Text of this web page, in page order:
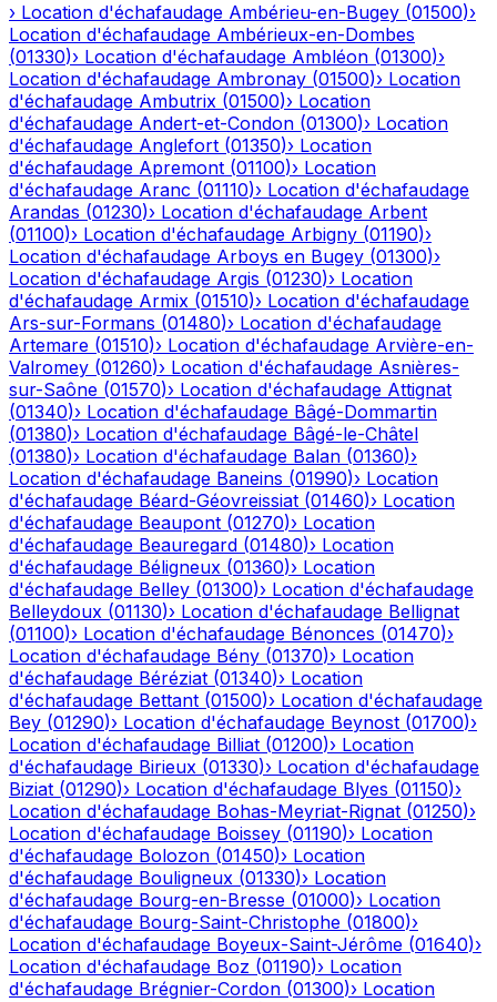
› Location d'échafaudage Ambérieu-en-Bugey (01500)›
Location d'échafaudage Ambérieux-en-Dombes
(01330)› Location d'échafaudage Ambléon (01300)›
Location d'échafaudage Ambronay (01500)› Location
d'échafaudage Ambutrix (01500)› Location
d'échafaudage Andert-et-Condon (01300)› Location
d'échafaudage Anglefort (01350)› Location
d'échafaudage Apremont (01100)› Location
d'échafaudage Aranc (01110)› Location d'échafaudage
Arandas (01230)› Location d'échafaudage Arbent
(01100)› Location d'échafaudage Arbigny (01190)›
Location d'échafaudage Arboys en Bugey (01300)›
Location d'échafaudage Argis (01230)› Location
d'échafaudage Armix (01510)› Location d'échafaudage
Ars-sur-Formans (01480)› Location d'échafaudage
Artemare (01510)› Location d'échafaudage Arvière-en-
Valromey (01260)› Location d'échafaudage Asnières-
sur-Saône (01570)› Location d'échafaudage Attignat
(01340)› Location d'échafaudage Bâgé-Dommartin
(01380)› Location d'échafaudage Bâgé-le-Châtel
(01380)› Location d'échafaudage Balan (01360)›
Location d'échafaudage Baneins (01990)› Location
d'échafaudage Béard-Géovreissiat (01460)› Location
d'échafaudage Beaupont (01270)› Location
d'échafaudage Beauregard (01480)› Location
d'échafaudage Béligneux (01360)› Location
d'échafaudage Belley (01300)› Location d'échafaudage
Belleydoux (01130)› Location d'échafaudage Bellignat
(01100)› Location d'échafaudage Bénonces (01470)›
Location d'échafaudage Bény (01370)› Location
d'échafaudage Béréziat (01340)› Location
d'échafaudage Bettant (01500)› Location d'échafaudage
Bey (01290)› Location d'échafaudage Beynost (01700)›
Location d'échafaudage Billiat (01200)› Location
d'échafaudage Birieux (01330)› Location d'échafaudage
Biziat (01290)› Location d'échafaudage Blyes (01150)›
Location d'échafaudage Bohas-Meyriat-Rignat (01250)›
Location d'échafaudage Boissey (01190)› Location
d'échafaudage Bolozon (01450)› Location
d'échafaudage Bouligneux (01330)› Location
d'échafaudage Bourg-en-Bresse (01000)› Location
d'échafaudage Bourg-Saint-Christophe (01800)›
Location d'échafaudage Boyeux-Saint-Jérôme (01640)›
Location d'échafaudage Boz (01190)› Location
d'échafaudage Brégnier-Cordon (01300)› Location